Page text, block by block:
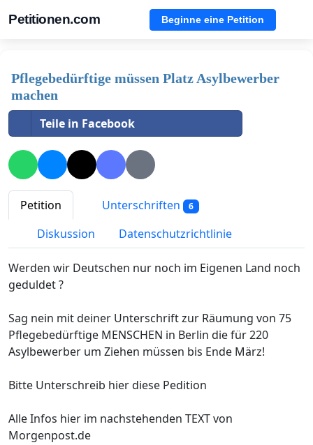
Petitionen.com Beginne eine Petition
Pflegebedürftige müssen Platz Asylbewerber
machen
Teile in Facebook
Petition Unterschriften 6
Diskussion Datenschutzrichtlinie
Werden wir Deutschen nur noch im Eigenen Land noch
geduldet ?
Sag nein mit deiner Unterschrift zur Räumung von 75
Pflegebedürftige MENSCHEN in Berlin die für 220
Asylbewerber um Ziehen müssen bis Ende März!
Bitte Unterschreib hier diese Pedition
Alle Infos hier im nachstehenden TEXT von
Morgenpost.de